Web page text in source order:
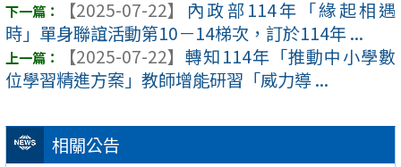
相關公告
【2025-07-22】
內政部114年「緣起相遇
時」單身聯誼活動第10－14梯次，訂於114年 ...
【2025-07-22】 轉知114年「推動中小學數
位學習精進方案」教師增能研習「威力導 ...